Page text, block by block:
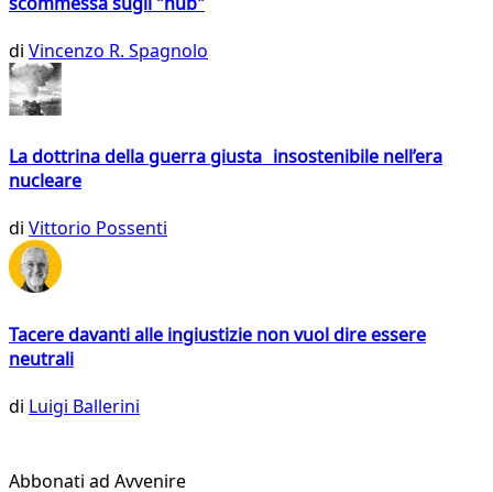
di Vincenzo R. Spagnolo
La dottrina della guerra giusta insostenibile nell’era
nucleare
di Vittorio Possenti
Tacere davanti alle ingiustizie non vuol dire essere
neutrali
di Luigi Ballerini
Abbonati ad Avvenire